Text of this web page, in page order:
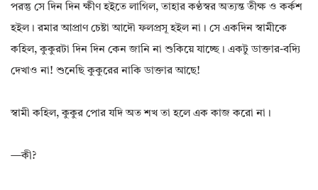
পরন্তু সে দিন দিন ক্ষীণ হইতে লাগিল, তাহার কণ্ঠস্বর অত্যন্ত তীক্ষ ও কর্কশ
হইল। রমার আপ্রাণ চেষ্টা আদৌ ফলপ্রসূ হইল না। সে একদিন স্বামীকে
কহিল, কুকুরটা দিন দিন কেন জানি না শুকিয়ে যাচ্ছে। একটু ডাক্তার-বদ্যি
দেখাও না! শুনেছি কুকুরের নাকি ডাক্তার আছে!
স্বামী কহিল, কুকুর পোর যদি অত শখ তা হলে এক কাজ করো না।
—কী?